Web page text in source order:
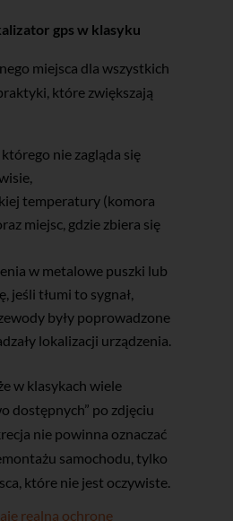
gps w klasyku
miejsca dla wszystkich
które zwiększają
nie zagląda się
temperatury (komora
miejsc, gdzie zbiera się
w metalowe puszki lub
jeśli tłumi to sygnał,
były poprowadzone
lokalizacji urządzenia.
w klasykach wiele
dostępnych” po zdjęciu
nie powinna oznaczać
samochodu, tylko
które nie jest oczywiste.
realną ochronę